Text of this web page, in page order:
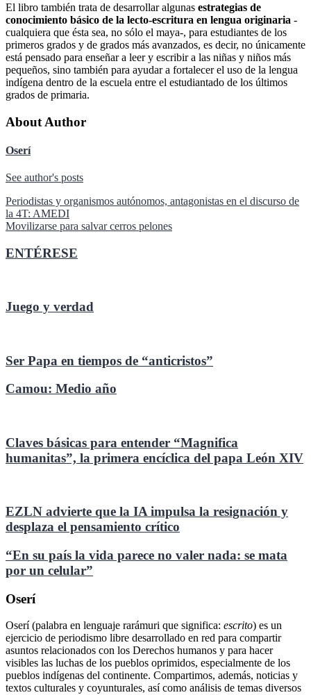
El libro también trata de desarrollar algunas estrategias de
conocimiento básico de la lecto-escritura en lengua originaria -
cualquiera que ésta sea, no sólo el maya-, para estudiantes de los
primeros grados y de grados más avanzados, es decir, no únicamente
está pensado para enseñar a leer y escribir a las niñas y niños más
pequeños, sino también para ayudar a fortalecer el uso de la lengua
indígena dentro de la escuela entre el estudiantado de los últimos
grados de primaria.
About Author
Oserí
See author's posts
Navegación
de
Periodistas y organismos autónomos, antagonistas en el discurso de
la 4T: AMEDI
Movilizarse para salvar cerros pelones
ENTÉRESE
Juego y verdad
Ser Papa en tiempos de “anticristos”
Camou: Medio año
Claves básicas para entender “Magnifica
humanitas”, la primera encíclica del papa León XIV
EZLN advierte que la IA impulsa la resignación y
desplaza el pensamiento crítico
“En su país la vida parece no valer nada: se mata
por un celular”
Oserí
Oserí (palabra en lenguaje rarámuri que significa: escrito) es un
ejercicio de periodismo libre desarrollado en red para compartir
asuntos relacionados con los Derechos humanos y para hacer
visibles las luchas de los pueblos oprimidos, especialmente de los
pueblos indígenas del continente. Compartimos, además, noticias y
textos culturales y coyunturales, así como análisis de temas diversos